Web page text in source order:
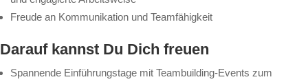
Freude an Kommunikation und Teamfähigkeit
Darauf kannst Du Dich freuen
Spannende Einführungstage mit Teambuilding-Events zum